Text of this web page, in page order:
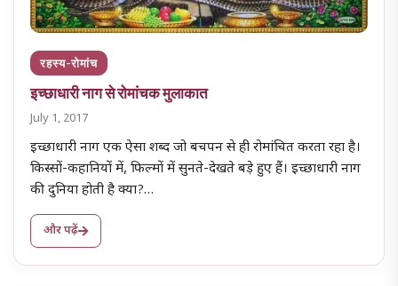
रहस्य-रोमांच
इच्छाधारी नाग से रोमांचक मुलाकात
July 1, 2017
इच्छाधारी नाग एक ऐसा शब्द जो बचपन से ही रोमांचित करता रहा है।
किस्सों-कहानियों में, फिल्मों में सुनते-देखते बड़े हुए हैं। इच्छाधारी नाग
की दुनिया होती है क्या?…
और पढ़ें